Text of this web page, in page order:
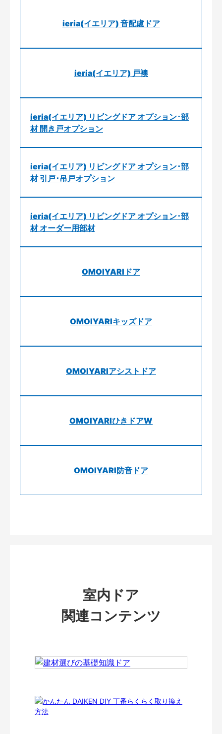
ieria(イエリア) 音配慮ドア
ieria(イエリア) 戸襖
ieria(イエリア) リビングドア オプション･部
材 開き戸オプション
ieria(イエリア) リビングドア オプション･部
材 引戸･吊戸オプション
ieria(イエリア) リビングドア オプション･部
材 オーダー用部材
OMOIYARIドア
OMOIYARIキッズドア
OMOIYARIアシストドア
OMOIYARIひきドアW
OMOIYARI防音ドア
室内ドア
関連コンテンツ